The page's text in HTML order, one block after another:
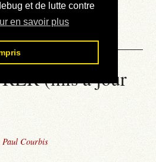
et de lutte contre
en savoir plus
(mis à jour
Paul Courbis